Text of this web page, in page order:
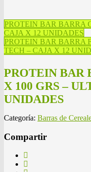
PROTEIN BAR BARRA
CAJA X 12 UNIDADES
PROTEIN BAR BARRA
TECH – CAJA X 12
PROTEIN BAR
X 100 GRS –
UNIDADES
Categoría: Barras de
Compartir